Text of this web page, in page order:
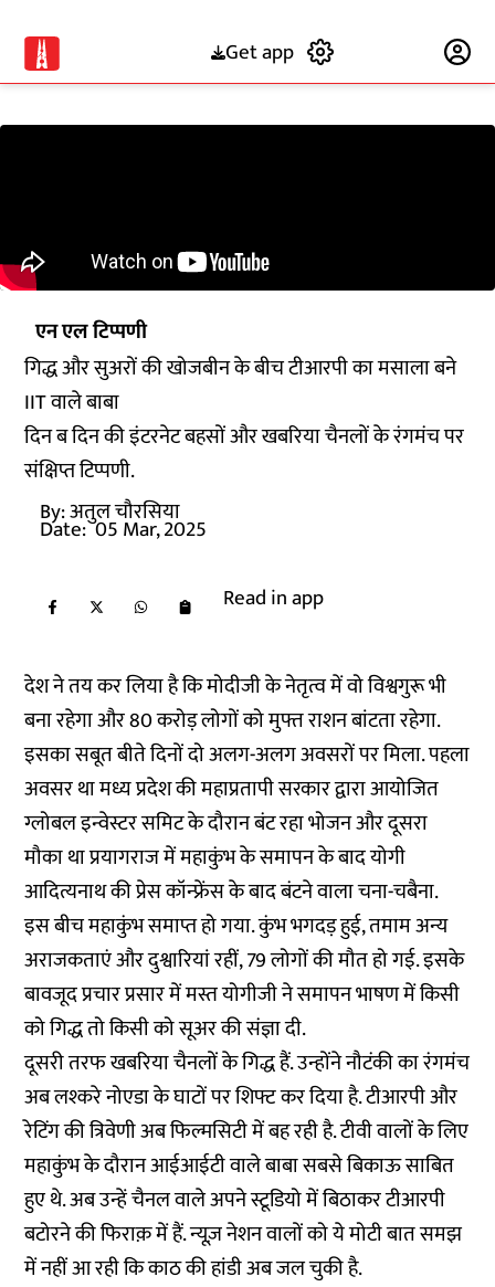
Get app
एन एल टिप्पणी
गिद्ध और सुअरों की खोजबीन के बीच टीआरपी का मसाला बने
IIT वाले बाबा
दिन ब दिन की इंटरनेट बहसों और खबरिया चैनलों के रंगमंच पर
संक्षिप्त टिप्पणी.
By:अतुल चौरसिया
Date: 05 Mar, 2025
Read in app
देश ने तय कर लिया है कि मोदीजी के नेतृत्व में वो विश्वगुरू भी
बना रहेगा और 80 करोड़ लोगों को मुफ्त राशन बांटता रहेगा.
इसका सबूत बीते दिनों दो अलग-अलग अवसरों पर मिला. पहला
अवसर था मध्य प्रदेश की महाप्रतापी सरकार द्वारा आयोजित
ग्लोबल इन्वेस्टर समिट के दौरान बंट रहा भोजन और दूसरा
मौका था प्रयागराज में महाकुंभ के समापन के बाद योगी
आदित्यनाथ की प्रेस कॉन्फ्रेंस के बाद बंटने वाला चना-चबैना.
इस बीच महाकुंभ समाप्त हो गया. कुंभ भगदड़ हुई, तमाम अन्य
अराजकताएं और दुश्वारियां रहीं, 79 लोगों की मौत हो गई. इसके
बावजूद प्रचार प्रसार में मस्त योगीजी ने समापन भाषण में किसी
को गिद्ध तो किसी को सूअर की संज्ञा दी.
दूसरी तरफ खबरिया चैनलों के गिद्ध हैं. उन्होंने नौटंकी का रंगमंच
अब लश्करे नोएडा के घाटों पर शिफ्ट कर दिया है. टीआरपी और
रेटिंग की त्रिवेणी अब फिल्मसिटी में बह रही है. टीवी वालों के लिए
महाकुंभ के दौरान आईआईटी वाले बाबा सबसे बिकाऊ साबित
हुए थे. अब उन्हें चैनल वाले अपने स्टूडियो में बिठाकर टीआरपी
बटोरने की फिराक़ में हैं. न्यूज़ नेशन वालों को ये मोटी बात समझ
में नहीं आ रही कि काठ की हांडी अब जल चुकी है.